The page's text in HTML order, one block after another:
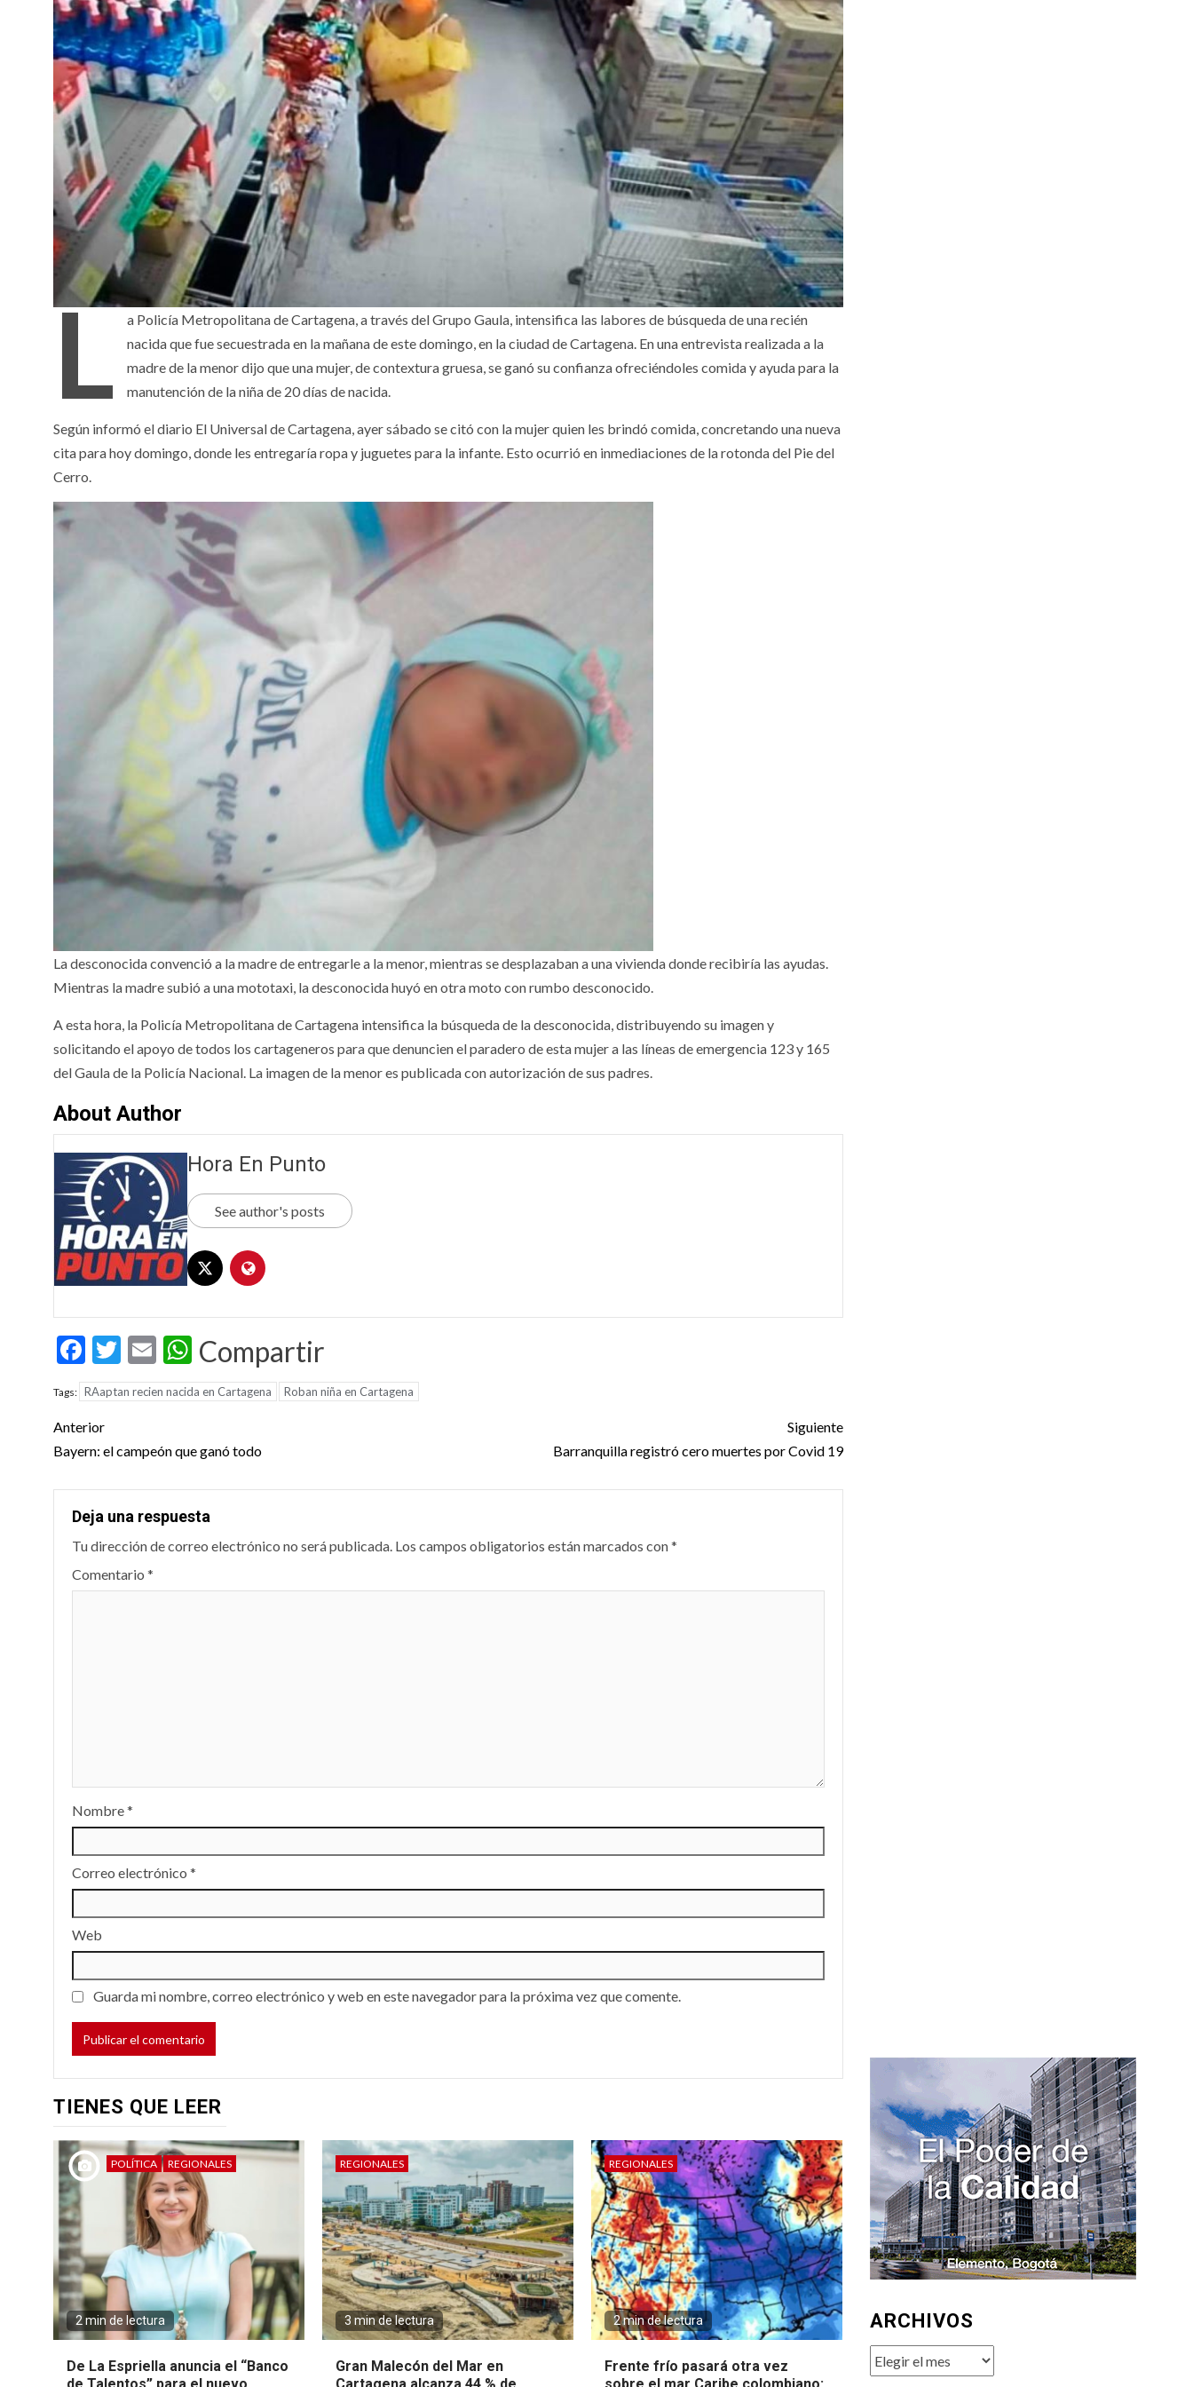
L
a Policía Metropolitana de Cartagena, a través del Grupo Gaula, intensifica las labores de búsqueda de una recién
nacida que fue secuestrada en la mañana de este domingo, en la ciudad de Cartagena. En una entrevista realizada a la
madre de la menor dijo que una mujer, de contextura gruesa, se ganó su confianza ofreciéndoles comida y ayuda para la
manutención de la niña de 20 días de nacida.
Según informó el diario El Universal de Cartagena, ayer sábado se citó con la mujer quien les brindó comida, concretando una nueva
cita para hoy domingo, donde les entregaría ropa y juguetes para la infante. Esto ocurrió en inmediaciones de la rotonda del Pie del
Cerro.
La desconocida convenció a la madre de entregarle a la menor, mientras se desplazaban a una vivienda donde recibiría las ayudas.
Mientras la madre subió a una mototaxi, la desconocida huyó en otra moto con rumbo desconocido.
A esta hora, la Policía Metropolitana de Cartagena intensifica la búsqueda de la desconocida, distribuyendo su imagen y
solicitando el apoyo de todos los cartageneros para que denuncien el paradero de esta mujer a las líneas de emergencia 123 y 165
del Gaula de la Policía Nacional. La imagen de la menor es publicada con autorización de sus padres.
About Author
Hora En Punto
See author's posts
Facebook
Twitter
EmailWhatsApp
Compartir
Tags: RAaptan recien nacida en Cartagena Roban niña en Cartagena
Post
navigation
Anterior
Bayern: el campeón que ganó todo
Siguiente
Barranquilla registró cero muertes por Covid 19
Deja una respuesta
Tu dirección de correo electrónico no será publicada. Los campos obligatorios están marcados con*
Comentario *
Nombre*
Correo electrónico *
Web
Guarda mi nombre, correo electrónico y web en este navegador para la próxima vez que comente.
TIENES QUE LEER
POLÍTICA REGIONALES
2 min de lectura
De La Espriella anuncia el “Banco
REGIONALES
3 min de lectura
Gran Malecón del Mar en
REGIONALES
2 min de lectura
Frente frío pasará otra vez
ARCHIVOS
Archivos